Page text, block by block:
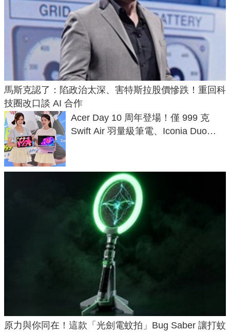
馬斯克認了：陷政治太深、害特斯拉股價慘跌！重回科
技圈改口談 AI 合作
Acer Day 10 周年登場！僅 999 克
Swift Air 羽量級筆電、Iconia Duo
原力與你同在！這款「光劍電蚊拍」Bug Saber 讓打蚊